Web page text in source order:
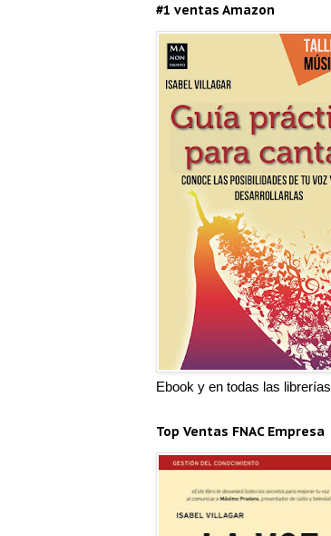
#1 ventas Amazon
Ebook y en todas las librerías
Top Ventas FNAC Empresa